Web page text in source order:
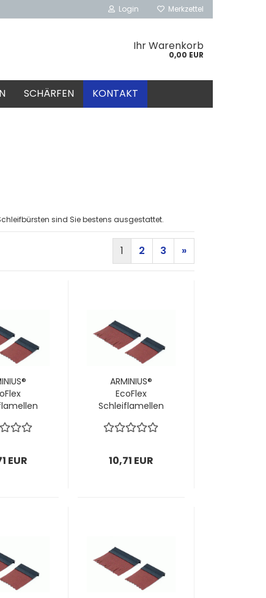
Login Merkzettel
Ihr Warenkorb
0,00 EUR
SCHÄRFEN KONTAKT
sind Sie bestens ausgestattet.
1 2 3 »
14 Stück
EUR
ARMINIUS®
EcoFlex
Schleiflamellen
Schleifbürsten
1 VPE = 14 Stück
10,71 EUR